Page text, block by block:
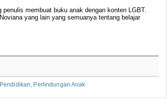
membuat buku anak dengan konten LGBT.
yang lain yang semuanya tentang belajar
Pendidikan, Perlindungan Anak